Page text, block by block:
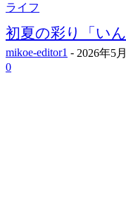
ライフ
初夏の彩り「い
mikoe-editor1 - 2026年5
0